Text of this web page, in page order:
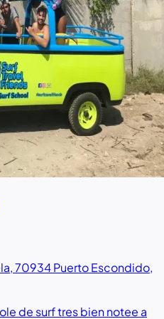
70934 Puerto Escondido,
de surf tres bien notee a